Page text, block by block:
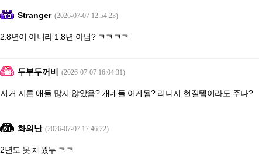
Stranger (2026-07-07 12:54:23)
2.8년이 아니라 1.8년 아님? ㅋㅋㅋㅋ
두부두꺼비 (2026-07-07 16:04:31)
저거 지른 애들 많지 않았음? 개네들 어케됨? 리니지 현질템이라도 주나?
화의난 (2026-07-07 17:46:22)
2년도 못 채웠누 ㅋㅋ